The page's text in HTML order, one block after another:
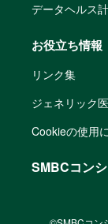
データヘルス
お役立ち情報
リンク集
ジェネリック
Cookieの使用
SMBCコン